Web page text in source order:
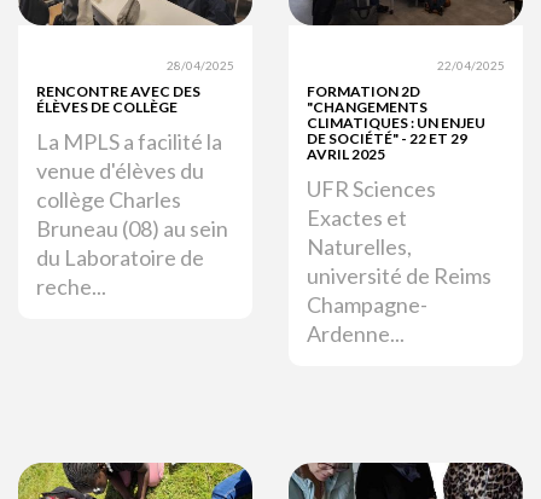
28/04/2025
RENCONTRE AVEC DES
ÉLÈVES DE COLLÈGE
La MPLS a facilité la
venue d'élèves du
collège Charles
Bruneau (08) au sein
du Laboratoire de
reche...
22/04/2025
FORMATION 2D
"CHANGEMENTS
CLIMATIQUES : UN ENJEU
DE SOCIÉTÉ" - 22 ET 29
AVRIL 2025
UFR Sciences
Exactes et
Naturelles,
université de Reims
Champagne-
Ardenne...